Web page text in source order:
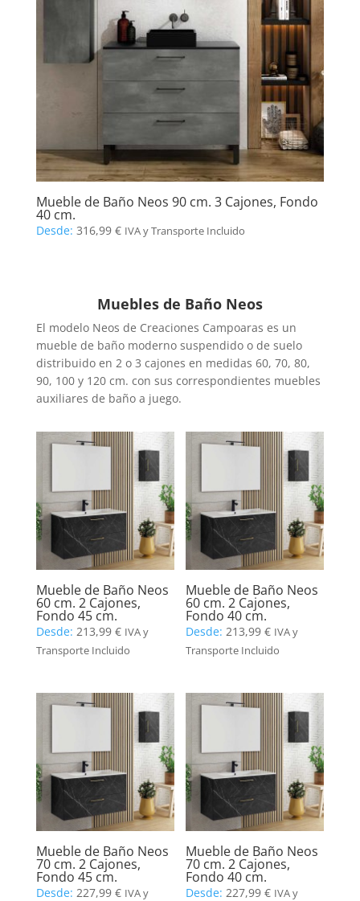
Mueble de Baño Neos 90 cm. 3 Cajones, Fondo
40 cm.
Desde: 316,99 € IVA y Transporte Incluido
Muebles de Baño Neos
El modelo Neos de Creaciones Campoaras es un
mueble de baño moderno suspendido o de suelo
distribuido en 2 o 3 cajones en medidas 60, 70, 80,
90, 100 y 120 cm. con sus correspondientes muebles
auxiliares de baño a juego.
Mueble de Baño Neos
60 cm. 2 Cajones,
Fondo 45 cm.
Desde: 213,99 € IVA y
Transporte Incluido
Mueble de Baño Neos
60 cm. 2 Cajones,
Fondo 40 cm.
Desde:213,99€ IVA y
Transporte Incluido
Mueble de Baño Neos
70 cm. 2 Cajones,
Fondo 45 cm.
Desde: 227,99 € IVA y
Mueble de Baño Neos
70 cm. 2 Cajones,
Fondo 40 cm.
Desde: 227,99€ IVA y